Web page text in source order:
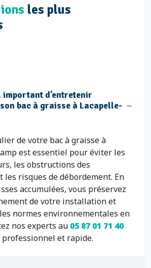
les plus
d’entretenir
bac à graisse à Lacapelle-
de votre bac à graisse à
est essentiel pour éviter les
les obstructions des
les risques de débordement. En
accumulées, vous préservez
de votre installation et
normes environnementales en
nos experts au 05 87 01 71 40
et rapide.